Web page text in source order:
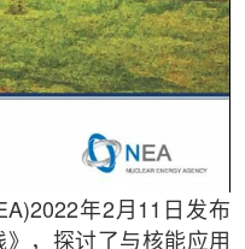
年2月11日发布
，探讨了与核能应用